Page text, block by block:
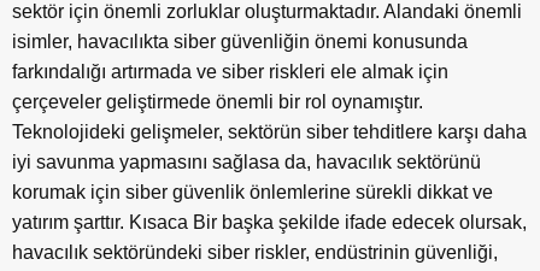
sektör için önemli zorluklar oluşturmaktadır. Alandaki önemli
isimler, havacılıkta siber güvenliğin önemi konusunda
farkındalığı artırmada ve siber riskleri ele almak için
çerçeveler geliştirmede önemli bir rol oynamıştır.
Teknolojideki gelişmeler, sektörün siber tehditlere karşı daha
iyi savunma yapmasını sağlasa da, havacılık sektörünü
korumak için siber güvenlik önlemlerine sürekli dikkat ve
yatırım şarttır. Kısaca Bir başka şekilde ifade edecek olursak,
havacılık sektöründeki siber riskler, endüstrinin güvenliği,